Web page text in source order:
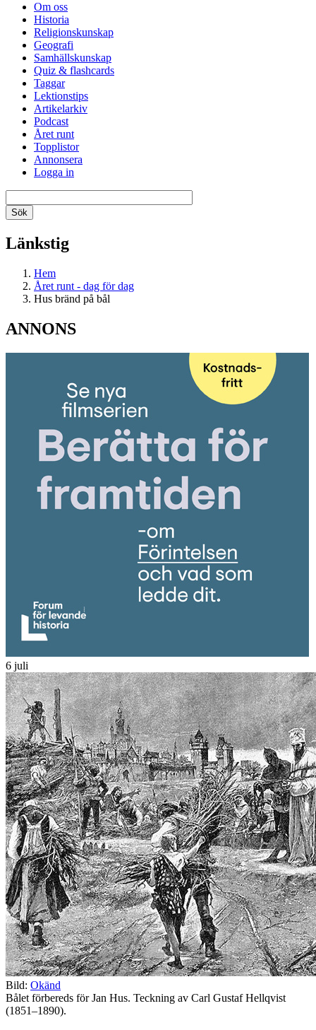
Om oss
Historia
Religionskunskap
Geografi
Samhällskunskap
Quiz & flashcards
Taggar
Lektionstips
Artikelarkiv
Podcast
Året runt
Topplistor
Annonsera
Logga in
Länkstig
Hem
Året runt - dag för dag
Hus bränd på bål
ANNONS
6 juli
Bild: Okänd
Bålet förbereds för Jan Hus. Teckning av Carl Gustaf Hellqvist
(1851–1890).